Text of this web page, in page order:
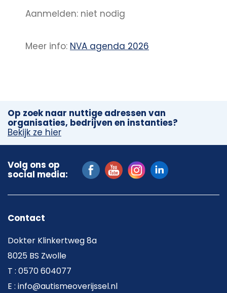
Aanmelden: niet nodig
Meer info: NVA agenda 2026
Op zoek naar nuttige adressen van
organisaties, bedrijven en instanties?
Bekijk ze hier
Volg ons op
social media:
Contact
Dokter Klinkertweg 8a
8025 BS Zwolle
T : 0570 604077
E : info@autismeoverijssel.nl